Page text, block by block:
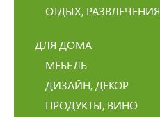
ОТДЫХ, РАЗВЛЕЧЕНИЯ
ДЛЯ ДОМА
МЕБЕЛЬ
ДИЗАЙН, ДЕКОР
ПРОДУКТЫ, ВИНО